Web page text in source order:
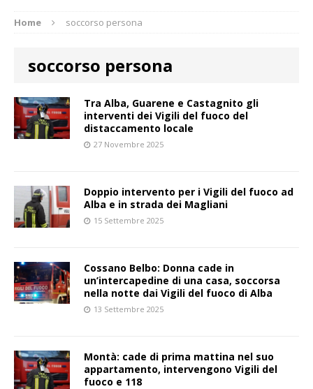
Home soccorso persona
soccorso persona
Tra Alba, Guarene e Castagnito gli
interventi dei Vigili del fuoco del
distaccamento locale
27 Novembre 2025
Doppio intervento per i Vigili del fuoco ad
Alba e in strada dei Magliani
15 Settembre 2025
Cossano Belbo: Donna cade in
un’intercapedine di una casa, soccorsa
nella notte dai Vigili del fuoco di Alba
13 Settembre 2025
Montà: cade di prima mattina nel suo
appartamento, intervengono Vigili del
fuoco e 118